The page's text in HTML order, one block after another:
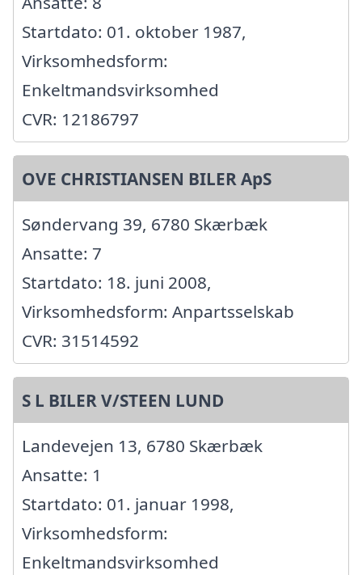
Startdato: 01. oktober 1987,
Virksomhedsform:
Enkeltmandsvirksomhed
CVR: 12186797
OVE CHRISTIANSEN BILER ApS
Søndervang 39, 6780 Skærbæk
Ansatte: 7
Startdato: 18. juni 2008,
Virksomhedsform: Anpartsselskab
CVR: 31514592
S L BILER V/STEEN LUND
Landevejen 13, 6780 Skærbæk
Ansatte: 1
Startdato: 01. januar 1998,
Virksomhedsform:
Enkeltmandsvirksomhed